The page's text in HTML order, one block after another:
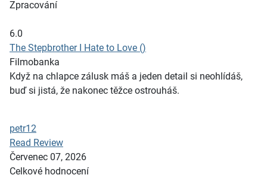
Zpracování
6.0
The Stepbrother I Hate to Love ()
Filmobanka
Když na chlapce zálusk máš a jeden detail si neohlídáš,
buď si jistá, že nakonec těžce ostrouháš.
petr12
Read Review
Červenec 07, 2026
Celkové hodnocení